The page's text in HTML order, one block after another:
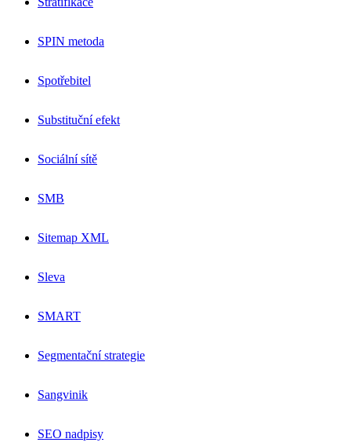
SPIN metoda
Spotřebitel
Substituční efekt
Sociální sítě
SMB
Sitemap XML
Sleva
SMART
Segmentační strategie
Sangvinik
SEO nadpisy